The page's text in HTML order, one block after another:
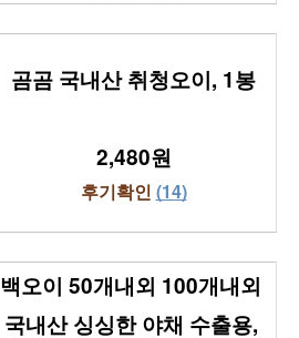
곰곰 국내산 취청오이, 1봉
2,480원
후기확인 (14)
백오이 50개내외 100개내외
국내산 싱싱한 야채 수출용,